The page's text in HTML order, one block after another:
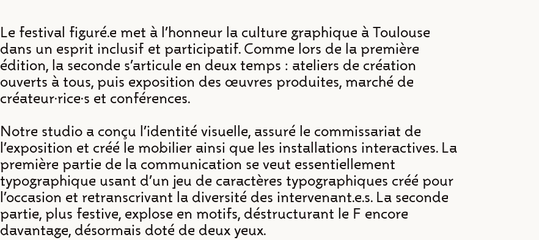
Le festival figuré.e met à l’honneur la culture graphique à Toulouse
dans un esprit inclusif et participatif. Comme lors de la première
édition, la seconde s’articule en deux temps : ateliers de création
ouverts à tous, puis exposition des œuvres produites, marché de
créateur·rice·s et conférences.
Notre studio a conçu l’identité visuelle, assuré le commissariat de
l’exposition et créé le mobilier ainsi que les installations interactives. La
première partie de la communication se veut essentiellement
typographique usant d’un jeu de caractères typographiques créé pour
l’occasion et retranscrivant la diversité des intervenant.e.s. La seconde
partie, plus festive, explose en motifs, déstructurant le F encore
davantage, désormais doté de deux yeux.